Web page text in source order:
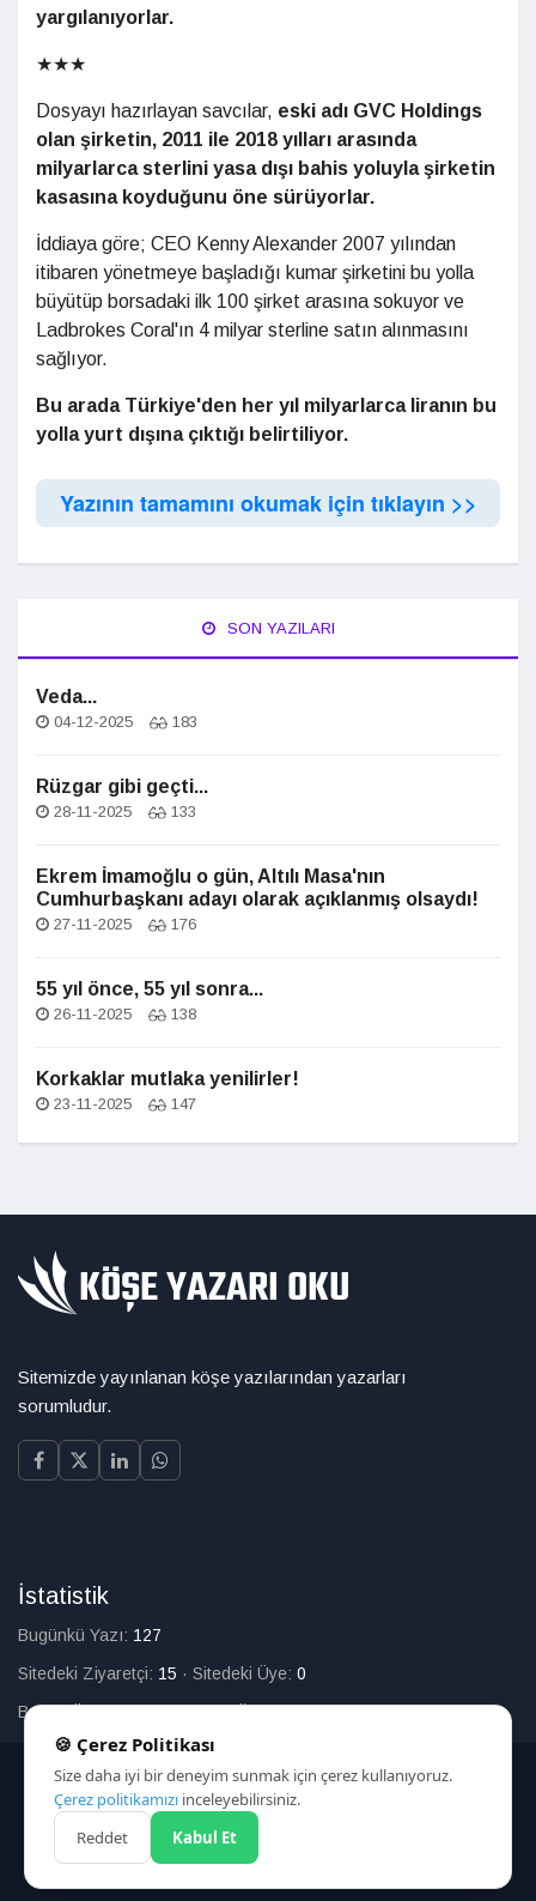
yargılanıyorlar.
★★★
Dosyayı hazırlayan savcılar, eski adı GVC Holdings
olan şirketin, 2011 ile 2018 yılları arasında
milyarlarca sterlini yasa dışı bahis yoluyla şirketin
kasasına koyduğunu öne sürüyorlar.
İddiaya göre; CEO Kenny Alexander 2007 yılından
itibaren yönetmeye başladığı kumar şirketini bu yolla
büyütüp borsadaki ilk 100 şirket arasına sokuyor ve
Ladbrokes Coral'ın 4 milyar sterline satın alınmasını
sağlıyor.
Bu arada Türkiye'den her yıl milyarlarca liranın bu
yolla yurt dışına çıktığı belirtiliyor.
Yazının tamamını okumak için tıklayın >>
SON YAZILARI
Veda...
04-12-2025 183
Rüzgar gibi geçti...
28-11-2025 133
Ekrem İmamoğlu o gün, Altılı Masa'nın
Cumhurbaşkanı adayı olarak açıklanmış olsaydı!
27-11-2025 176
55 yıl önce, 55 yıl sonra...
26-11-2025 138
Korkaklar mutlaka yenilirler!
23-11-2025 147
Sitemizde yayınlanan köşe yazılarından yazarları
sorumludur.
İstatistik
Bugünkü Yazı: 127
Sitedeki Ziyaretçi: 15 · Sitedeki Üye: 0
Bugün Üye Olan:0·Toplam Üye:226
© 2025
HAKKIMIZDA
ÇEREZ POLİTİKASI
🍪 Çerez Politikası
Size daha iyi bir deneyim sunmak için çerez kullanıyoruz.
Çerez politikamızı inceleyebilirsiniz.
Reddet
Kabul Et